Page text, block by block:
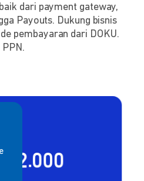
dari payment gateway,
Payouts. Dukung bisnis
pembayaran dari DOKU.